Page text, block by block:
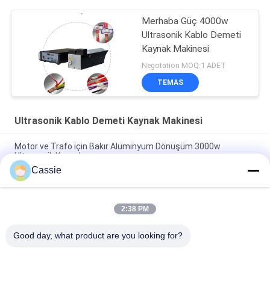
Merhaba Güç 4000w
Ultrasonik Kablo Demeti
Kaynak Makinesi
Negotation MOQ:1 ADET
TEMAS
Ultrasonik Kablo Demeti Kaynak Makinesi
Motor ve Trafo için Bakır Alüminyum Dönüşüm 3000w
Ultrasonik Kaynak
Kaynak Bakır Tel Elektrik Bağlantı Süreci İçin 20Khz Ultrasonik
Kablo Demeti Kaynak Makinesi
Ekstra Birleştirici Malzemeler Olmadan Bakır Kaynakçı 20Khz
Cassie
2:38 PM
Good day, what product are you looking for?